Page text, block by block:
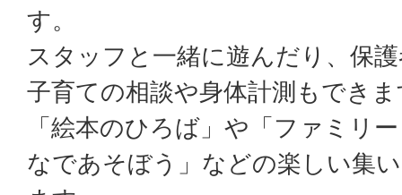
す。
スタッフと一緒に遊んだり、保
子育ての相談や身体計測もでき
「絵本のひろば」や「ファミリ
なであそぼう」などの楽しい集